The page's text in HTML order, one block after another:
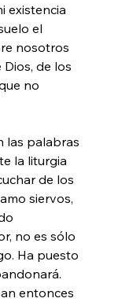
existencia
el
nosotros
de los
no
las palabras
la liturgia
de los
siervos,
no es sólo
Ha puesto
entonces